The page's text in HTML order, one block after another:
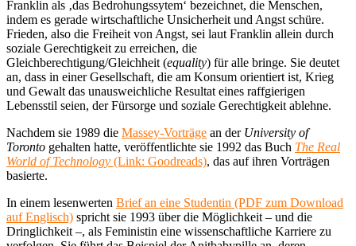
Franklin als ‚das Bedrohungssytem‘ bezeichnet, die Menschen,
indem es gerade wirtschaftliche Unsicherheit und Angst schüre.
Frieden, also die Freiheit von Angst, sei laut Franklin allein durch
soziale Gerechtigkeit zu erreichen, die
Gleichberechtigung/Gleichheit (equality) für alle bringe. Sie deutet
an, dass in einer Gesellschaft, die am Konsum orientiert ist, Krieg
und Gewalt das unausweichliche Resultat eines raffgierigen
Lebensstil seien, der Fürsorge und soziale Gerechtigkeit ablehne.
Nachdem sie 1989 die Massey-Vorträge an der University of
Toronto gehalten hatte, veröffentlichte sie 1992 das Buch The Real
World of Technology (Link: Goodreads), das auf ihren Vorträgen
basierte.
In einem lesenwerten Brief an eine Studentin (PDF zum Download
auf Englisch) spricht sie 1993 über die Möglichkeit – und die
Dringlichkeit –, als Feministin eine wissenschaftliche Karriere zu